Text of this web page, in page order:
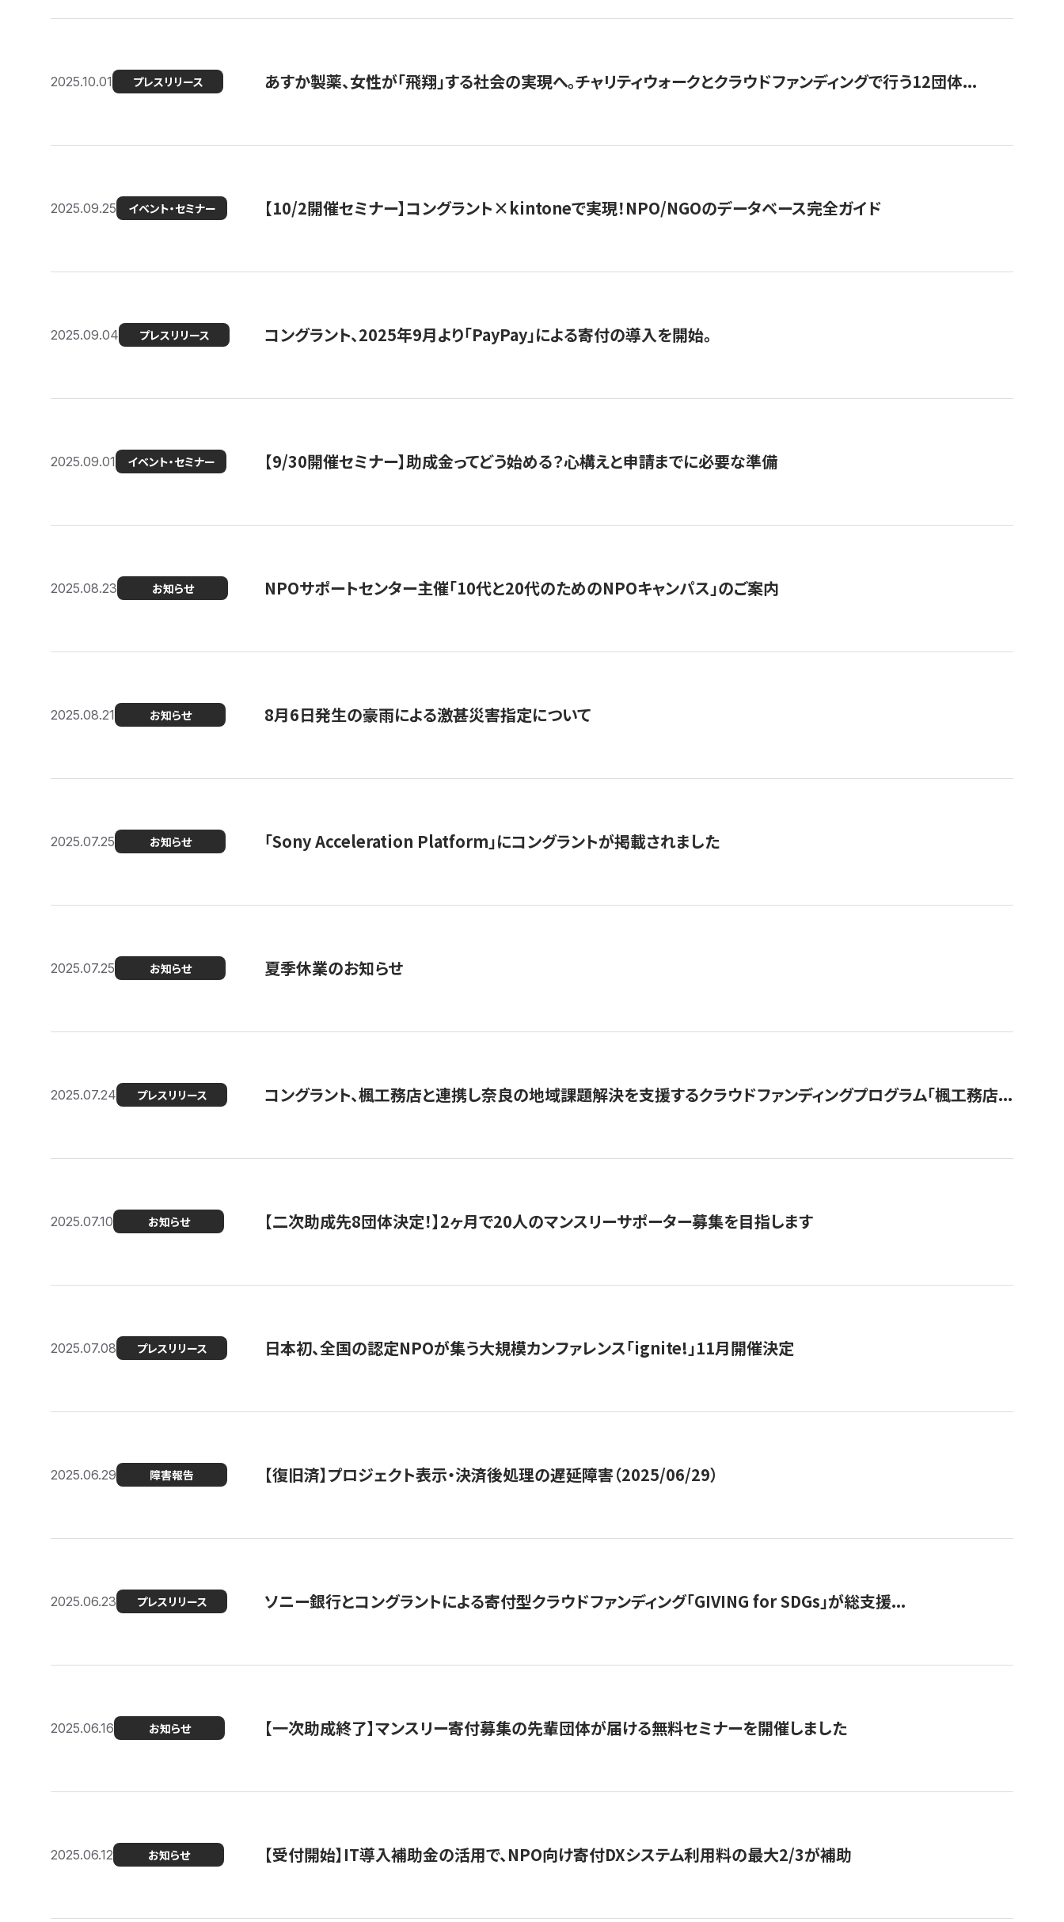
2025.10.01 プレスリリース あすか製薬、女性が「飛翔」する社会の実現へ。チャリティウォークとクラウドファンディングで行う12団体...
2025.09.25 イベント・セミナー 【10/2開催セミナー】コングラント×kintoneで実現！NPO/NGOのデータベース完全ガイド
2025.09.04 プレスリリース コングラント、2025年9月より「PayPay」による寄付の導入を開始。
2025.09.01 イベント・セミナー 【9/30開催セミナー】助成金ってどう始める？心構えと申請までに必要な準備
2025.08.23 お知らせ NPOサポートセンター主催「10代と20代のためのNPOキャンパス」のご案内
2025.08.21 お知らせ 8月6日発生の豪雨による激甚災害指定について
2025.07.25 お知らせ 「Sony Acceleration Platform」にコングラントが掲載されました
2025.07.25 お知らせ 夏季休業のお知らせ
2025.07.24 プレスリリース コングラント、楓工務店と連携し奈良の地域課題解決を支援するクラウドファンディングプログラム「楓工務店...
2025.07.10 お知らせ 【二次助成先8団体決定！】2ヶ月で20人のマンスリーサポーター募集を目指します
2025.07.08 プレスリリース 日本初、全国の認定NPOが集う大規模カンファレンス「ignite!」11月開催決定
2025.06.29 障害報告 【復旧済】プロジェクト表示・決済後処理の遅延障害（2025/06/29）
2025.06.23 プレスリリース ソニー銀行とコングラントによる寄付型クラウドファンディング「GIVING for SDGs」が総支援...
2025.06.16 お知らせ 【一次助成終了】マンスリー寄付募集の先輩団体が届ける無料セミナーを開催しました
2025.06.12 お知らせ 【受付開始】IT導入補助金の活用で、NPO向け寄付DXシステム利用料の最大2/3が補助